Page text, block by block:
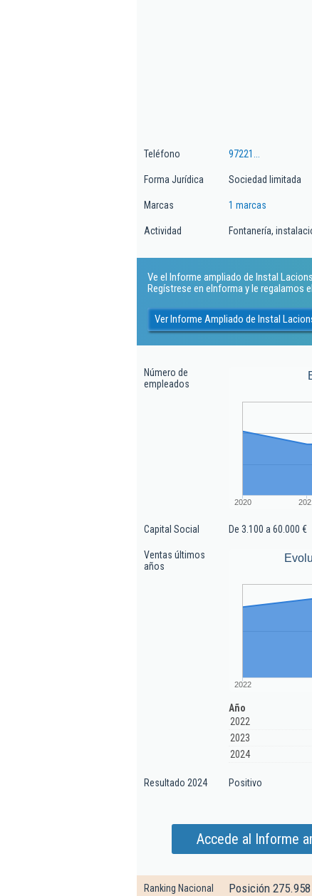
Teléfono 97221...
Forma Jurídica Sociedad limitada
Marcas 1 marcas
Actividad Fontanería,
Ve el Informe ampliado de Instal
Regístrese en eInforma y le regalamos
Ver Informe Ampliado de Instal
Número de
empleados
2020
Capital Social De 3.100 a 60.000 €
Ventas últimos
años
2022
Año
2022
2023
2024
Resultado 2024 Positivo
Accede al Informe
Ranking Nacional Posición 275.958